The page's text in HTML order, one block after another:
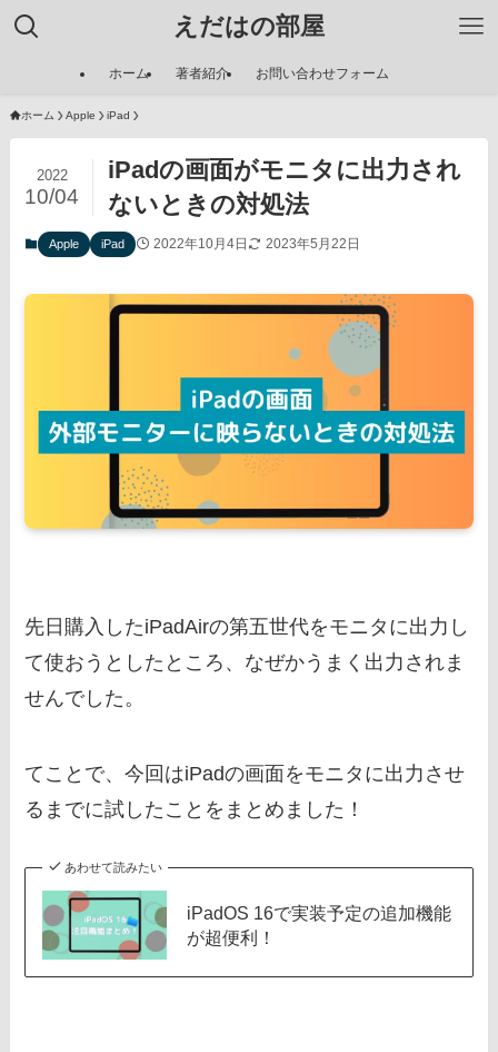
えだはの部屋
ホーム 著者紹介 お問い合わせフォーム
ホーム Apple iPad
iPadの画面がモニタに出力され
ないときの対処法
2022
10/04
Apple iPad 2022年10月4日 2023年5月22日
先日購入したiPadAirの第五世代をモニタに出力し
て使おうとしたところ、なぜかうまく出力されま
せんでした。
てことで、今回はiPadの画面をモニタに出力させ
るまでに試したことをまとめました！
あわせて読みたい
iPadOS 16で実装予定の追加機能
が超便利！